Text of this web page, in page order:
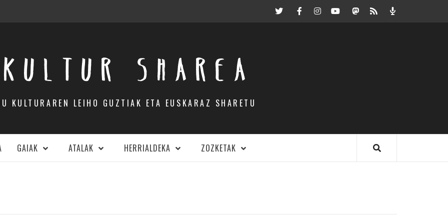
TwitterFacebookInstagramYoutubeMastodon.eus
RSS Podcast
KULTUR SHAREA
KULTURAREN LEIHO GUZTIAK ETA EUSKARAZ SHARETU
GAIAK ATALAK HERRIALDEKA ZOZKETAK